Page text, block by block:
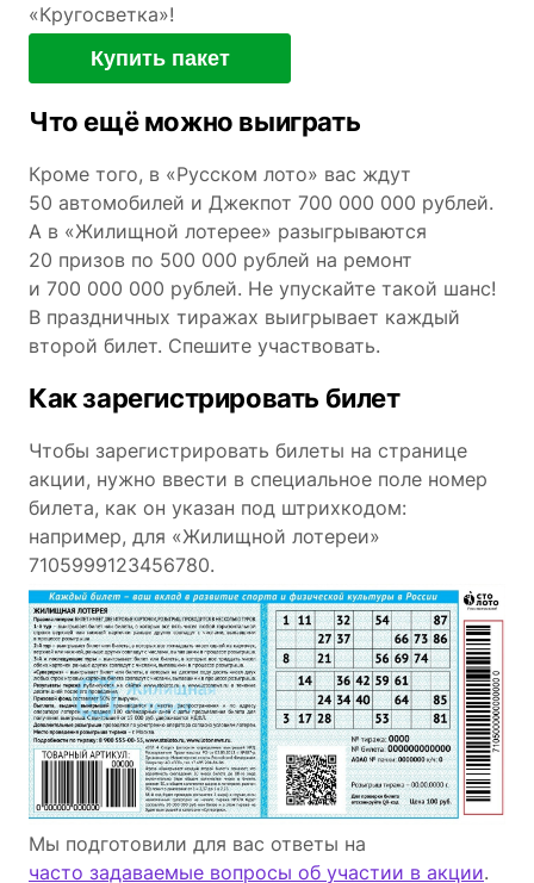
«Кругосветка»!
Купить пакет
Что ещё можно выиграть
Кроме того, в «Русском лото» вас ждут
50 автомобилей и Джекпот 700 000 000 рублей.
А в «Жилищной лотерее» разыгрываются
20 призов по 500 000 рублей на ремонт
и 700 000 000 рублей. Не упускайте такой шанс!
В праздничных тиражах выигрывает каждый
второй билет. Спешите участвовать.
Как зарегистрировать билет
Чтобы зарегистрировать билеты на странице
акции, нужно ввести в специальное поле номер
билета, как он указан под штрихкодом:
например, для «Жилищной лотереи»
7105999123456780.
Мы подготовили для вас ответы на
часто задаваемые вопросы об участии в акции.